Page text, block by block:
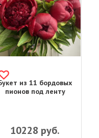
из 11 бордовых
пионов под ленту
10228 руб.